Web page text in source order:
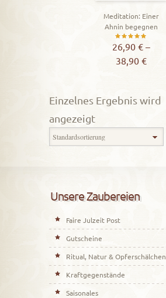
Meditation: Einer
Ahnin begegnen
Bewertet
mit
26,90 €–
38,90 €
Einzelnes Ergebnis wird
angezeigt
Unsere Zaubereien
Faire Julzeit Post
Gutscheine
Ritual, Natur & Opferschälchen
Kraftgegenstände
Saisonales